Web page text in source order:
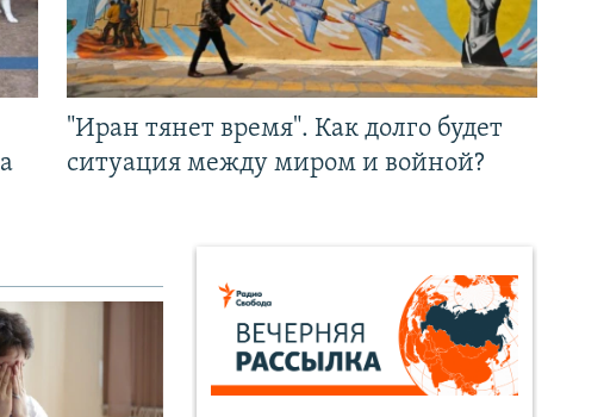
"Иран тянет время". Как долго будет
ситуация между миром и войной?